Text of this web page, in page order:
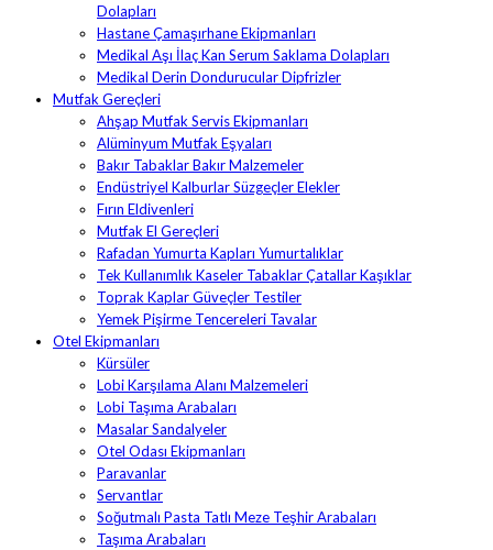
Dolapları
Hastane Çamaşırhane Ekipmanları
Medikal Aşı İlaç Kan Serum Saklama Dolapları
Medikal Derin Dondurucular Dipfrizler
Mutfak Gereçleri
Ahşap Mutfak Servis Ekipmanları
Alüminyum Mutfak Eşyaları
Bakır Tabaklar Bakır Malzemeler
Endüstriyel Kalburlar Süzgeçler Elekler
Fırın Eldivenleri
Mutfak El Gereçleri
Rafadan Yumurta Kapları Yumurtalıklar
Tek Kullanımlık Kaseler Tabaklar Çatallar Kaşıklar
Toprak Kaplar Güveçler Testiler
Yemek Pişirme Tencereleri Tavalar
Otel Ekipmanları
Kürsüler
Lobi Karşılama Alanı Malzemeleri
Lobi Taşıma Arabaları
Masalar Sandalyeler
Otel Odası Ekipmanları
Paravanlar
Servantlar
Soğutmalı Pasta Tatlı Meze Teşhir Arabaları
Taşıma Arabaları